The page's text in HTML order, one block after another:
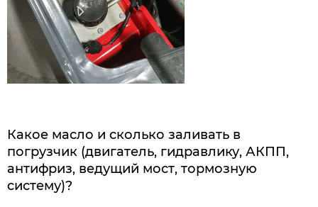
Какое масло и сколько заливать в
погрузчик (двигатель, гидравлику, АКПП,
антифриз, ведущий мост, тормозную
систему)?